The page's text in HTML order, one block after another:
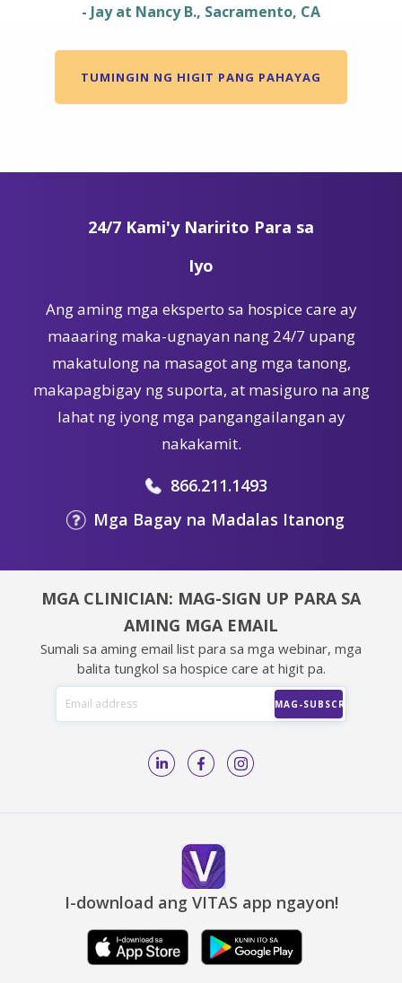
- Jay at Nancy B., Sacramento, CA
TUMINGIN NG HIGIT PANG PAHAYAG
24/7 Kami'y Naririto Para sa
Iyo
Ang aming mga eksperto sa hospice care ay
maaaring maka-ugnayan nang 24/7 upang
makatulong na masagot ang mga tanong,
makapagbigay ng suporta, at masiguro na ang
lahat ng iyong mga pangangailangan ay
nakakamit.
866.211.1493
Mga Bagay na Madalas Itanong
MGA CLINICIAN: MAG-SIGN UP PARA SA
AMING MGA EMAIL
Sumali sa aming email list para sa mga webinar, mga
balita tungkol sa hospice care at higit pa.
I-download ang VITAS app ngayon!